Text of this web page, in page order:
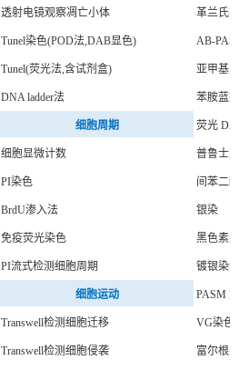
透射电镜观察凋亡小体 革兰氏
Tunel染色(POD法,DAB显色) AB-PAS
Tunel(荧光法,含试剂盒) 亚甲基
DNA ladder法 苯胺蓝
细胞周期 荧光
细胞显微计数 普鲁士
PI染色 间苯二
BrdU渗入法 银染
免疫荧光染色 黑色素
PI流式检测细胞周期 镀银染色
细胞运动 PASM
Transwell检测细胞迁移 VG染色
Transwell检测细胞侵袭 富尔根